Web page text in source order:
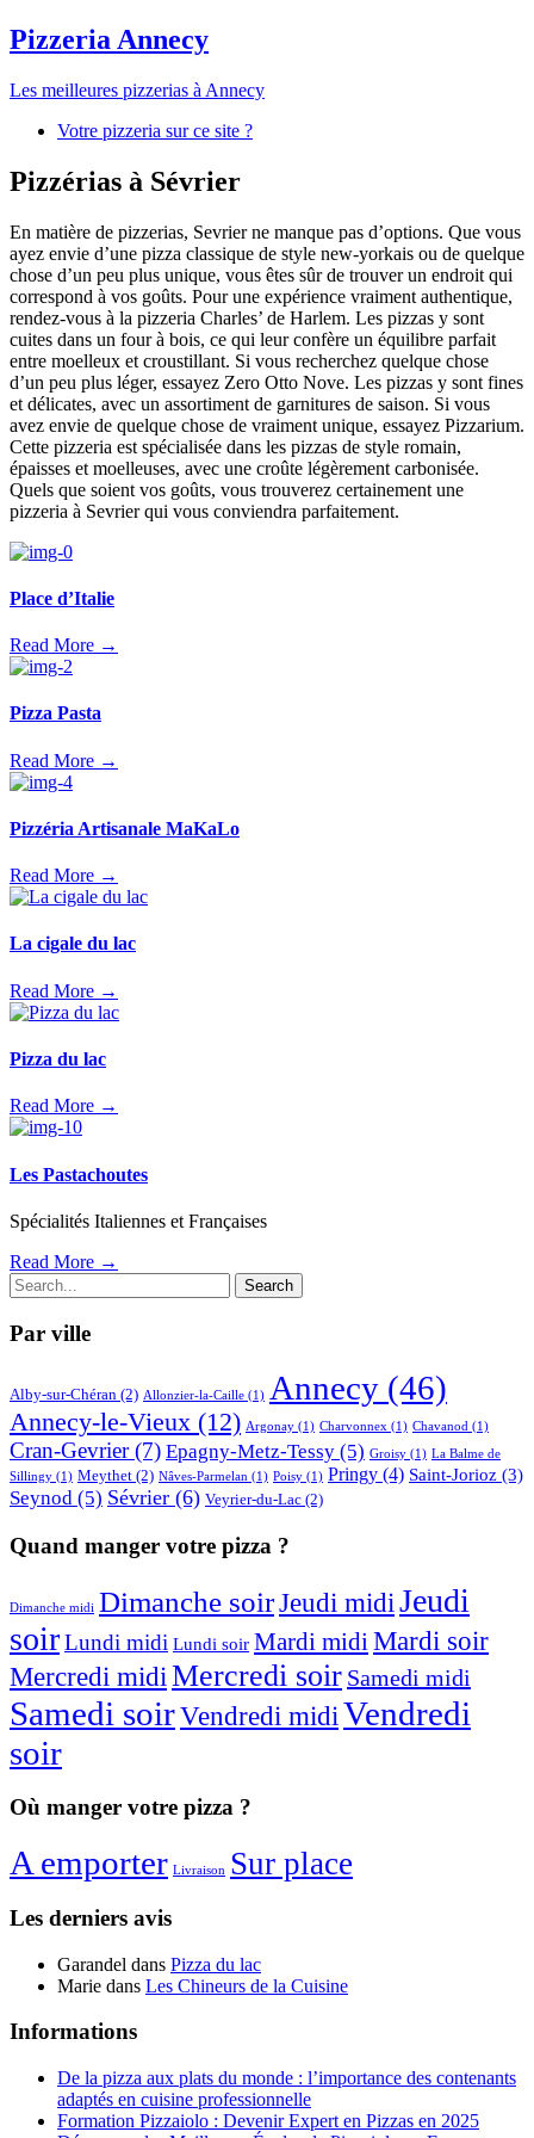
Pizzeria Annecy
Les meilleures pizzerias à Annecy
Votre pizzeria sur ce site ?
Pizzérias à Sévrier
En matière de pizzerias, Sevrier ne manque pas d’options. Que vous
ayez envie d’une pizza classique de style new-yorkais ou de quelque
chose d’un peu plus unique, vous êtes sûr de trouver un endroit qui
correspond à vos goûts. Pour une expérience vraiment authentique,
rendez-vous à la pizzeria Charles’ de Harlem. Les pizzas y sont
cuites dans un four à bois, ce qui leur confère un équilibre parfait
entre moelleux et croustillant. Si vous recherchez quelque chose
d’un peu plus léger, essayez Zero Otto Nove. Les pizzas y sont fines
et délicates, avec un assortiment de garnitures de saison. Si vous
avez envie de quelque chose de vraiment unique, essayez Pizzarium.
Cette pizzeria est spécialisée dans les pizzas de style romain,
épaisses et moelleuses, avec une croûte légèrement carbonisée.
Quels que soient vos goûts, vous trouverez certainement une
pizzeria à Sevrier qui vous conviendra parfaitement.
Place d’Italie
Read More →
Pizza Pasta
Read More →
Pizzéria Artisanale MaKaLo
Read More →
La cigale du lac
Read More →
Pizza du lac
Read More →
Les Pastachoutes
Spécialités Italiennes et Françaises
Read More →
Par ville
Alby-sur-Chéran (2) Allonzier-la-Caille (1) Annecy (46)
Annecy-le-Vieux (12) Argonay (1) Charvonnex (1) Chavanod (1)
Cran-Gevrier(7) Epagny-Metz-Tessy (5) Groisy (1) La Balme de
Sillingy (1) Meythet (2) Nâves-Parmelan (1) Poisy (1) Pringy (4) Saint-Jorioz (3)
Seynod (5) Sévrier (6) Veyrier-du-Lac (2)
Quand manger votre pizza ?
Dimanche midi Dimanche soirJeudi midi Jeudi
soirLundi midi Lundi soir Mardi midi Mardi soir
Mercredi midi Mercredi soir Samedi midi
Samedi soirVendredi midi Vendredi
soir
Où manger votre pizza ?
A emporter Livraison Sur place
Les derniers avis
Garandel dans Pizza du lac
Marie dans Les Chineurs de la Cuisine
Informations
De la pizza aux plats du monde : l’importance des contenants
adaptés en cuisine professionnelle
Formation Pizzaiolo : Devenir Expert en Pizzas en 2025